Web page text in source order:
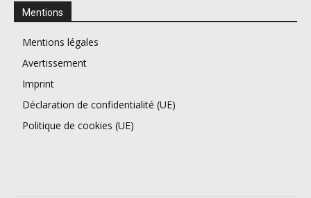
Mentions
Mentions légales
Avertissement
Imprint
Déclaration de confidentialité (UE)
Politique de cookies (UE)